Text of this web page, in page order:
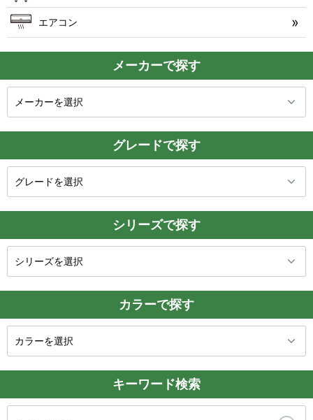
エアコン
メーカーで探す
グレードで探す
シリーズで探す
カラーで探す
キーワード検索